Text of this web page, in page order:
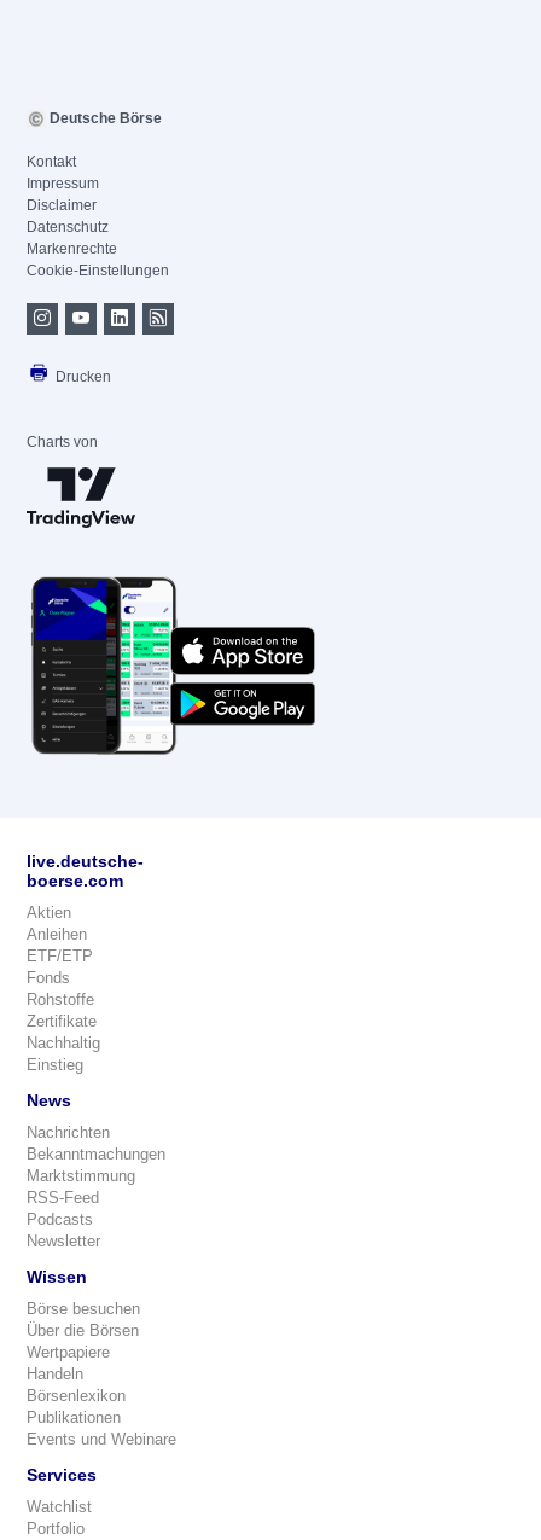
Deutsche Börse
Kontakt
Impressum
Disclaimer
Datenschutz
Markenrechte
Cookie-Einstellungen
Drucken
Charts von
live.deutsche-
boerse.com
Aktien
Anleihen
ETF/ETP
Fonds
Rohstoffe
Zertifikate
Nachhaltig
Einstieg
News
Nachrichten
Bekanntmachungen
Marktstimmung
RSS-Feed
Podcasts
Newsletter
Wissen
Börse besuchen
Über die Börsen
Wertpapiere
Handeln
Börsenlexikon
Publikationen
Events und Webinare
Services
Watchlist
Portfolio